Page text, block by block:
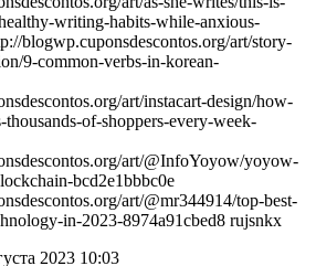
writing-habits-while-anxious-
blogwp.cuponsdescontos.org/art/story-
9-common-verbs-in-korean-
art/instacart-design/how-
thousands-of-shoppers-every-week-
art/@InfoYoyow/yoyow-
bcd2e1bbbc0e
art/@mr344914/top-best-
in-2023-8974a91cbed8 rujsnkx
2023 10:03